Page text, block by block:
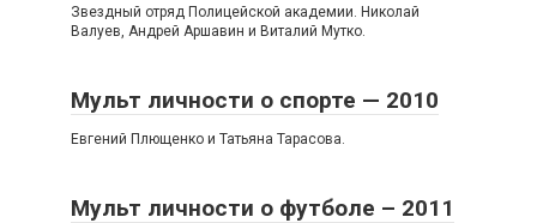
Звездный отряд Полицейской академии. Николай
Валуев, Андрей Аршавин и Виталий Мутко.
Мульт личности о спорте — 2010
Евгений Плющенко и Татьяна Тарасова.
Мульт личности о футболе – 2011